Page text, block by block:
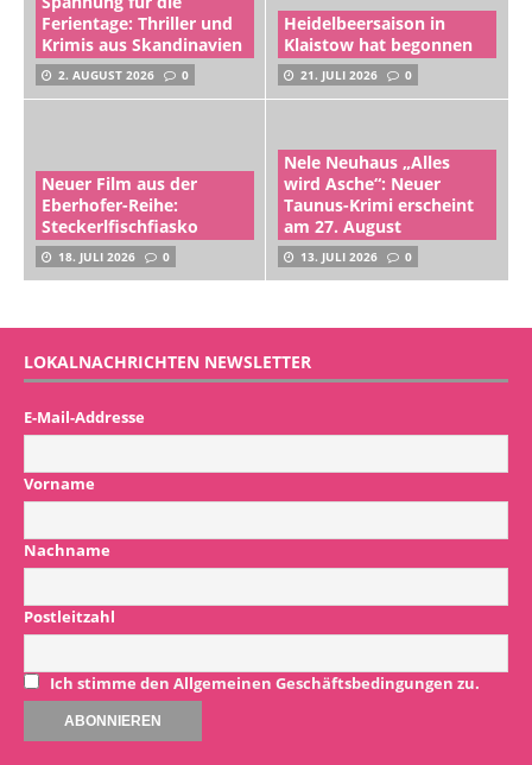
Ferientage: Thriller und
Krimis aus Skandinavien
2. AUGUST 2026 0
Heidelbeersaison in
Klaistow hat begonnen
21. JULI 2026 0
Neuer Film aus der
Eberhofer-Reihe:
Steckerlfischfiasko
18. JULI 2026 0
Nele Neuhaus „Alles
wird Asche“: Neuer
Taunus-Krimi erscheint
am 27. August
13. JULI 2026 0
LOKALNACHRICHTEN NEWSLETTER
E-Mail-Addresse
Vorname
Nachname
Postleitzahl
Ich stimme den Allgemeinen Geschäftsbedingungen zu.